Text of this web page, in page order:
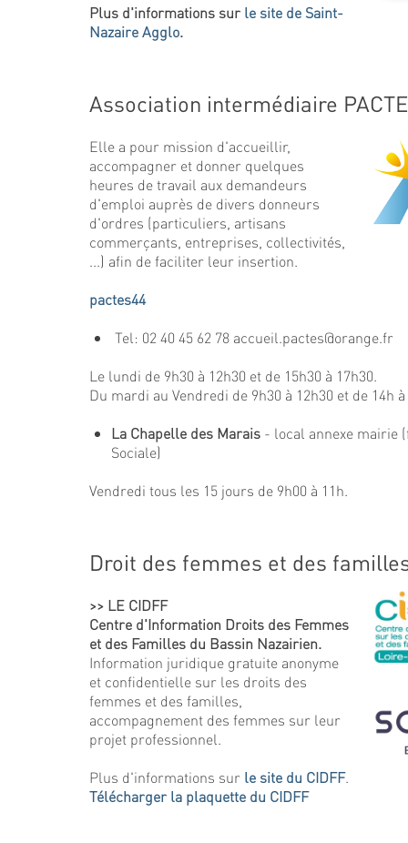
Plus d'informations sur le site de Saint-
Nazaire Agglo.
Association intermédiaire
Elle a pour mission d'accueillir,
accompagner et donner quelques
heures de travail aux demandeurs
d'emploi auprès de divers donneurs
d'ordres (particuliers, artisans
commerçants, entreprises, collectivités,
...) afin de faciliter leur insertion.
pactes44
Tel: 02 40 45 62 78 accueil.pactes@orange.fr
Le lundi de 9h30 à 12h30 et de 15h30 à 17h30.
Du mardi au Vendredi de 9h30 à 12h30 et de 14h
La Chapelle des Marais - local annexe mairie
Sociale)
Vendredi tous les 15 jours de 9h00 à 11h.
Droit des femmes et des
>> LE CIDFF
Centre d'Information Droits des Femmes
et des Familles du Bassin Nazairien.
Information juridique gratuite anonyme
et confidentielle sur les droits des
femmes et des familles,
accompagnement des femmes sur leur
projet professionnel.
Plus d'informations sur le site du CIDFF.
Télécharger la plaquette du CIDFF